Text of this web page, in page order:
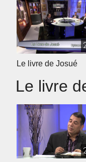
Le livre de Josué
Le livre